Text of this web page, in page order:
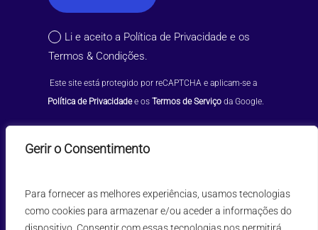
Gerir o Consentimento
Para fornecer as melhores experiências, usamos tecnologias
como cookies para armazenar e/ou aceder a informações do
Li e aceito a Política de Privacidade e os
Termos & Condições.
Este site está protegido por reCAPTCHA e aplicam-se a
Política de Privacidade e os Termos de Serviço da Google.
info.pt@incentea.com